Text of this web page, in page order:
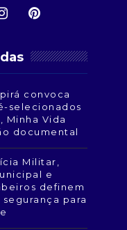
convoca
selecionados
Minha Vida
documental
Militar,
e
definem
para